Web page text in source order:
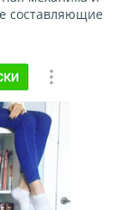
составляющие